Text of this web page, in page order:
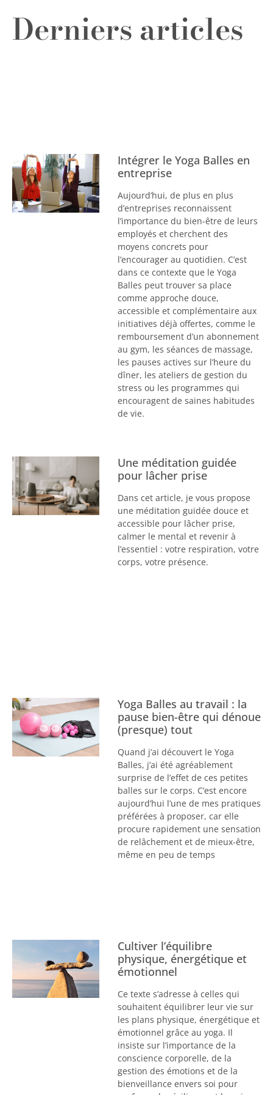
Derniers articles
Intégrer le Yoga Balles en
entreprise
Aujourd’hui, de plus en plus
d’entreprises reconnaissent
l’importance du bien-être de leurs
employés et cherchent des
moyens concrets pour
l’encourager au quotidien. C’est
dans ce contexte que le Yoga
Balles peut trouver sa place
comme approche douce,
accessible et complémentaire aux
initiatives déjà offertes, comme le
remboursement d’un abonnement
au gym, les séances de massage,
les pauses actives sur l’heure du
dîner, les ateliers de gestion du
stress ou les programmes qui
encouragent de saines habitudes
de vie.
Une méditation guidée
pour lâcher prise
Dans cet article, je vous propose
une méditation guidée douce et
accessible pour lâcher prise,
calmer le mental et revenir à
l’essentiel : votre respiration, votre
corps, votre présence.
Yoga Balles au travail : la
pause bien-être qui dénoue
(presque) tout
Quand j’ai découvert le Yoga
Balles, j’ai été agréablement
surprise de l’effet de ces petites
balles sur le corps. C’est encore
aujourd’hui l’une de mes pratiques
préférées à proposer, car elle
procure rapidement une sensation
de relâchement et de mieux-être,
même en peu de temps
Cultiver l’équilibre
physique, énergétique et
émotionnel
Ce texte s’adresse à celles qui
souhaitent équilibrer leur vie sur
les plans physique, énergétique et
émotionnel grâce au yoga. Il
insiste sur l’importance de la
conscience corporelle, de la
gestion des émotions et de la
bienveillance envers soi pour